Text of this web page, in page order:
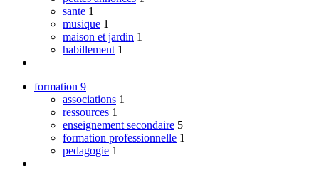
sante 1
musique 1
maison et jardin 1
habillement 1
formation 9
associations 1
ressources 1
enseignement secondaire 5
formation professionnelle 1
pedagogie 1